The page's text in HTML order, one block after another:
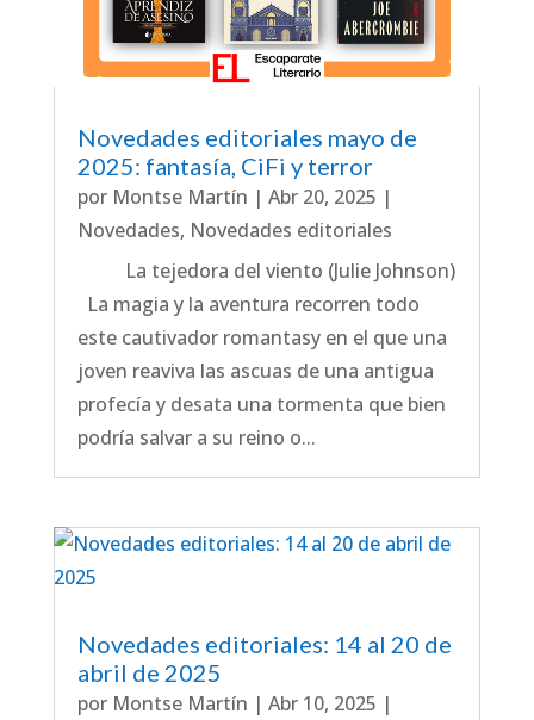
Novedades editoriales mayo de
2025: fantasía, CiFi y terror
por Montse Martín | Abr 20, 2025 |
Novedades, Novedades editoriales
La tejedora del viento (Julie Johnson)
La magia y la aventura recorren todo
este cautivador romantasy en el que una
joven reaviva las ascuas de una antigua
profecía y desata una tormenta que bien
podría salvar a su reino o...
Novedades editoriales: 14 al 20 de
abril de 2025
por Montse Martín | Abr 10, 2025 |